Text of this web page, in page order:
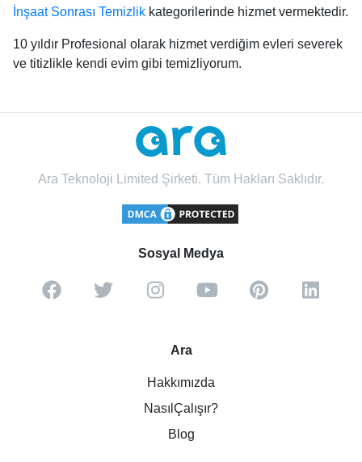
İnşaat Sonrası Temizlik kategorilerinde hizmet vermektedir.
10 yıldır Profesional olarak hizmet verdiğim evleri severek
ve titizlikle kendi evim gibi temizliyorum.
Ara Teknoloji Limited Şirketi. Tüm Hakları Saklıdır.
Sosyal Medya
Ara
Hakkımızda
NasılÇalışır?
Blog